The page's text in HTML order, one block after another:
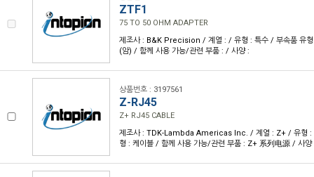
ZTF1
75 TO 50 OHM ADAPTER
제조사 : B&K Precision / 계열 : / 유형 : 특수 / 부속품 유형
(암) / 함께 사용 가능/관련 부품 : / 사양 :
상품번호 : 3197561
Z-RJ45
Z+ RJ45 CABLE
제조사 : TDK-Lambda Americas Inc. / 계열 : Z+ / 유형 :
형 : 케이블 / 함께 사용 가능/관련 부품 : Z+ 系列电源 / 사양